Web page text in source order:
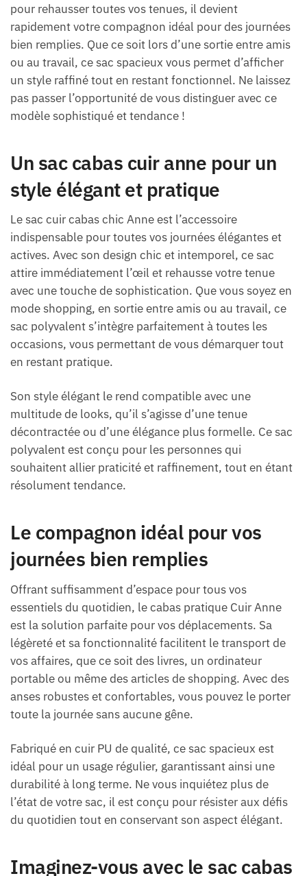
pour rehausser toutes vos tenues, il devient
rapidement votre compagnon idéal pour des journées
bien remplies. Que ce soit lors d’une sortie entre amis
ou au travail, ce sac spacieux vous permet d’afficher
un style raffiné tout en restant fonctionnel. Ne laissez
pas passer l’opportunité de vous distinguer avec ce
modèle sophistiqué et tendance !
Un sac cabas cuir anne pour un
style élégant et pratique
Le sac cuir cabas chic Anne est l’accessoire
indispensable pour toutes vos journées élégantes et
actives. Avec son design chic et intemporel, ce sac
attire immédiatement l’œil et rehausse votre tenue
avec une touche de sophistication. Que vous soyez en
mode shopping, en sortie entre amis ou au travail, ce
sac polyvalent s’intègre parfaitement à toutes les
occasions, vous permettant de vous démarquer tout
en restant pratique.
Son style élégant le rend compatible avec une
multitude de looks, qu’il s’agisse d’une tenue
décontractée ou d’une élégance plus formelle. Ce sac
polyvalent est conçu pour les personnes qui
souhaitent allier praticité et raffinement, tout en étant
résolument tendance.
Le compagnon idéal pour vos
journées bien remplies
Offrant suffisamment d’espace pour tous vos
essentiels du quotidien, le cabas pratique Cuir Anne
est la solution parfaite pour vos déplacements. Sa
légèreté et sa fonctionnalité facilitent le transport de
vos affaires, que ce soit des livres, un ordinateur
portable ou même des articles de shopping. Avec des
anses robustes et confortables, vous pouvez le porter
toute la journée sans aucune gêne.
Fabriqué en cuir PU de qualité, ce sac spacieux est
idéal pour un usage régulier, garantissant ainsi une
durabilité à long terme. Ne vous inquiétez plus de
l’état de votre sac, il est conçu pour résister aux défis
du quotidien tout en conservant son aspect élégant.
Imaginez-vous avec le sac cabas